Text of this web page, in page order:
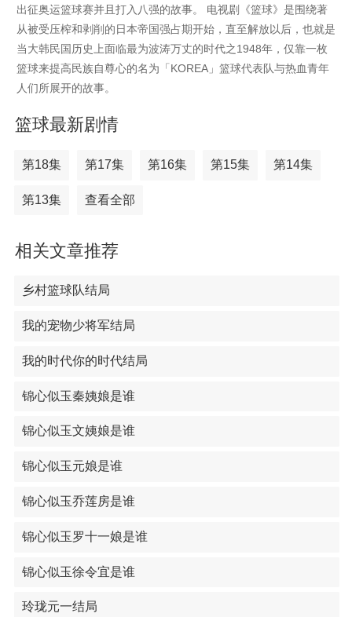
出征奥运篮球赛并且打入八强的故事。 电视剧《篮球》是围绕著
从被受压榨和剥削的日本帝国强占期开始，直至解放以后，也就是
当大韩民国历史上面临最为波涛万丈的时代之1948年，仅靠一枚
篮球来提高民族自尊心的名为「KOREA」篮球代表队与热血青年
人们所展开的故事。
篮球最新剧情
第18集 第17集 第16集 第15集 第14集
第13集 查看全部
相关文章推荐
乡村篮球队结局
我的宠物少将军结局
我的时代你的时代结局
锦心似玉秦姨娘是谁
锦心似玉文姨娘是谁
锦心似玉元娘是谁
锦心似玉乔莲房是谁
锦心似玉罗十一娘是谁
锦心似玉徐令宜是谁
玲珑元一结局